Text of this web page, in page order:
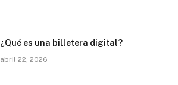
¿Qué es una billetera digital?
abril 22, 2026